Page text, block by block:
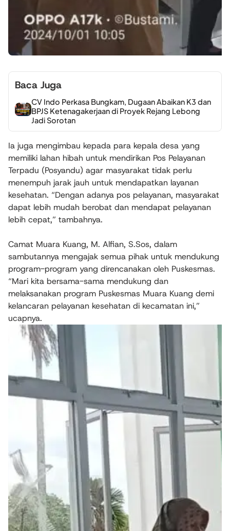
Baca Juga
CV Indo Perkasa Bungkam, Dugaan Abaikan K3 dan
BPJS Ketenagakerjaan di Proyek Rejang Lebong
Jadi Sorotan
Ia juga mengimbau kepada para kepala desa yang
memiliki lahan hibah untuk mendirikan Pos Pelayanan
Terpadu (Posyandu) agar masyarakat tidak perlu
menempuh jarak jauh untuk mendapatkan layanan
kesehatan. “Dengan adanya pos pelayanan, masyarakat
dapat lebih mudah berobat dan mendapat pelayanan
lebih cepat,” tambahnya.
Camat Muara Kuang, M. Alfian, S.Sos, dalam
sambutannya mengajak semua pihak untuk mendukung
program-program yang direncanakan oleh Puskesmas.
“Mari kita bersama-sama mendukung dan
melaksanakan program Puskesmas Muara Kuang demi
kelancaran pelayanan kesehatan di kecamatan ini,”
ucapnya.